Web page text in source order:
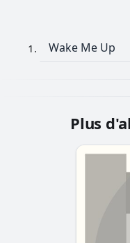
1. Wake Me Up
Plus